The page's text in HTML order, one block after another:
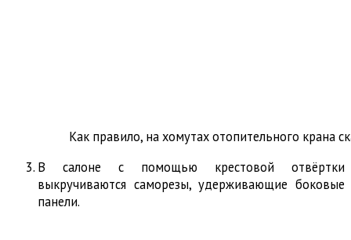
Как правило, на хомутах отопительного крана
В салоне с помощью крестовой отвёртки
выкручиваются саморезы, удерживающие боковые
панели.